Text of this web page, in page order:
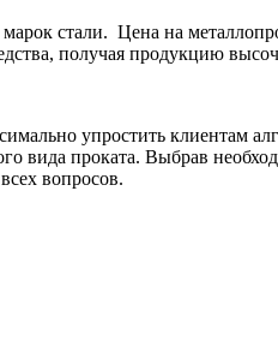
стали. Цена на
получая продукцию
упростить клиентам
вида проката. Выбрав
вопросов.